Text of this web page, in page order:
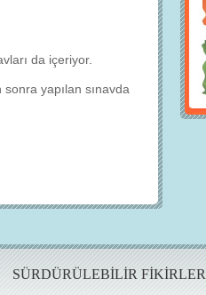
da içeriyor.
yapılan sınavda
SÜRDÜRÜLEBİLİR FİKİRLER